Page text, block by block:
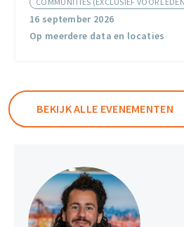
16 september 2026
Op meerdere data en locaties
Veiligheid
BEKIJK ALLE EVENEMENTEN